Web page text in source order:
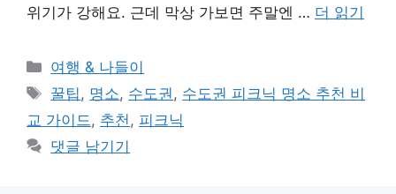
위기가 강해요. 근데 막상 가보면 주말엔 … 더 읽기
카
테
리
여행 & 나들이
태
그
꿀팁 , 명소, 수도권 , 수도권 피크닉 명소 추천 비
교 가이드 , 추천 , 피크닉
댓글 남기기